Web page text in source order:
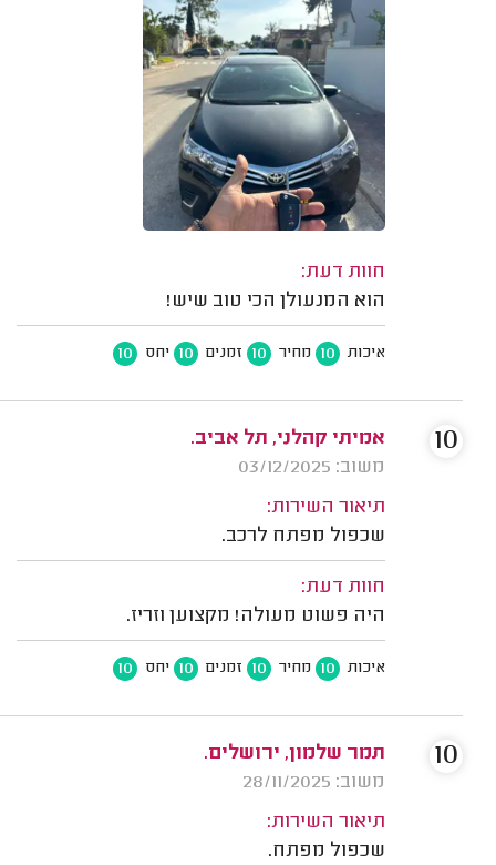
חוות דעת:
הוא המנעולן הכי טוב שיש!
איכות 10 מחיר 10 זמנים 10 יחס 10
אמיתי קהלני, תל אביב.
משוב: 03/12/2025
תיאור השירות:
שכפול מפתח לרכב.
חוות דעת:
היה פשוט מעולה! מקצוען וזריז.
איכות 10 מחיר 10 זמנים 10 יחס 10
10
תמר שלמון, ירושלים.
משוב: 28/11/2025
תיאור השירות:
שכפול מפתח.
10